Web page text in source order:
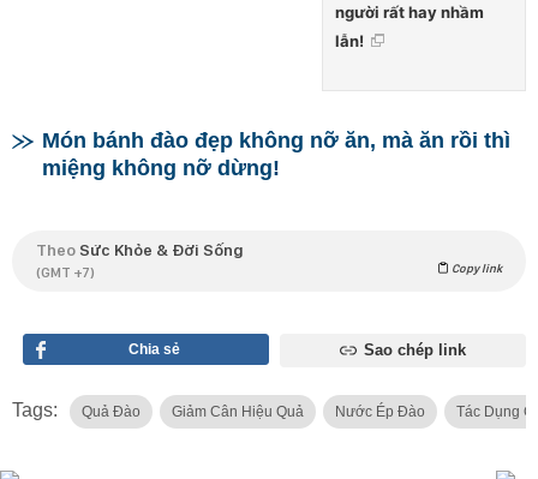
người rất hay nhầm
lẫn!
Món bánh đào đẹp không nỡ ăn, mà ăn rồi thì
miệng không nỡ dừng!
Theo Sức Khỏe & Đời Sống
(GMT +7) Copy link
Chia sẻ Sao chép link
Tags: Quả Đào Giảm Cân Hiệu Quả Nước Ép Đào Tác Dụng